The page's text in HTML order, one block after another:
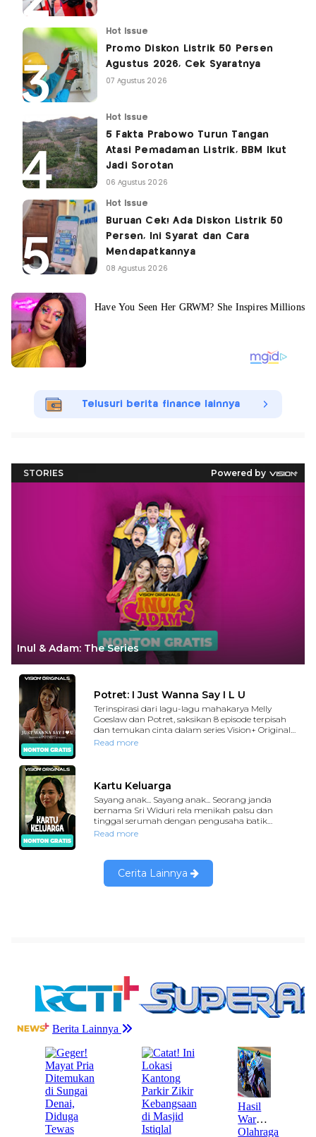
Hot Issue
Promo Diskon Listrik 50 Persen
Agustus 2026, Cek Syaratnya
07 Agustus 2026
Hot Issue
5 Fakta Prabowo Turun Tangan
Atasi Pemadaman Listrik, BBM Ikut
Jadi Sorotan
06 Agustus 2026
Hot Issue
Buruan Cek! Ada Diskon Listrik 50
Persen, Ini Syarat dan Cara
Mendapatkannya
08 Agustus 2026
Telusuri berita finance lainnya